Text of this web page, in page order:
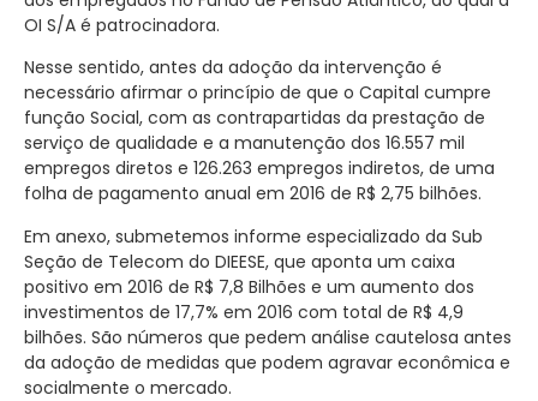
OI S/A é patrocinadora.
Nesse sentido, antes da adoção da intervenção é
necessário afirmar o princípio de que o Capital cumpre
função Social, com as contrapartidas da prestação de
serviço de qualidade e a manutenção dos 16.557 mil
empregos diretos e 126.263 empregos indiretos, de uma
folha de pagamento anual em 2016 de R$ 2,75 bilhões.
Em anexo, submetemos informe especializado da Sub
Seção de Telecom do DIEESE, que aponta um caixa
positivo em 2016 de R$ 7,8 Bilhões e um aumento dos
investimentos de 17,7% em 2016 com total de R$ 4,9
bilhões. São números que pedem análise cautelosa antes
da adoção de medidas que podem agravar econômica e
socialmente o mercado.